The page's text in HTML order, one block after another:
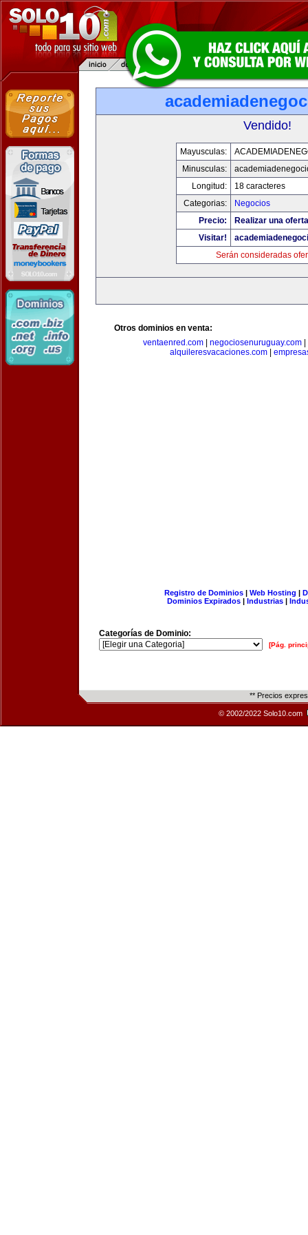
Vendido!
Mayusculas:
Minusculas:
Longitud:
18 caracteres
Categorias:
Negocios
Precio:
Realizar una
Visitar!
Serán consideradas
Otros dominios en venta:
ventaenred.com
negociosenuruguay.com
alquileresvacaciones.com|
Registro de Dominios| Web Hosting |
Dominios Expirados | Industrias |
Categorías de Dominio:
[Pág.
** Precios
© 2002/2022 Solo10.com